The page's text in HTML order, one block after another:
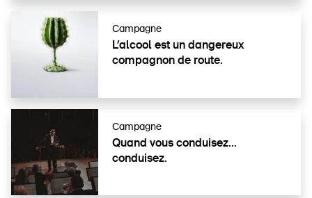
Campagne
L’alcool est un dangereux
compagnon de route.
Campagne
Quand vous condui­sez...
conduisez.